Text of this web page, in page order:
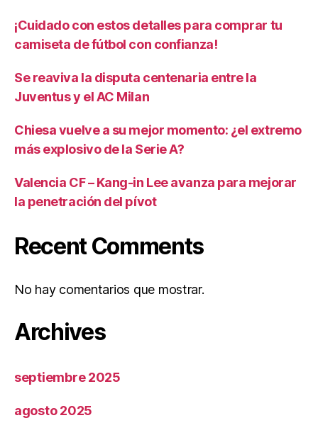
¡Cuidado con estos detalles para comprar tu
camiseta de fútbol con confianza!
Se reaviva la disputa centenaria entre la
Juventus y el AC Milan
Chiesa vuelve a su mejor momento: ¿el extremo
más explosivo de la Serie A?
Valencia CF – Kang-in Lee avanza para mejorar
la penetración del pívot
Recent Comments
No hay comentarios que mostrar.
Archives
septiembre 2025
agosto 2025